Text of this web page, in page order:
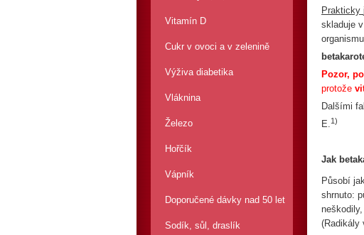
Prakticky
skladuje
Pozor,
protože
Dalšími
E.1)
Jak
Působí
shrnuto:
(Radikály
Vitamín D
Cukr v ovoci a v zelenině
Výživa diabetika
Vláknina
Železo
Hořčík
Vápník
Doporučené dávky nad 50 let
Sodík, sůl, draslík